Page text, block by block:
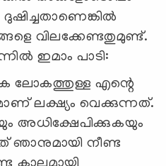
വിലക്കേണ്ടതുമുണ്ട്.
ഇമാം പാടി:
ലോകത്തുള്ള എന്റെ
ലക്ഷ്യം വെക്കുന്നത്.
അധിക്ഷേപിക്കുകയും
ഞാനുമായി നീണ്ട